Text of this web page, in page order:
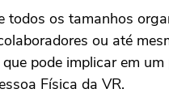
todos os tamanhos
ou até
pode implicar em
Física da VR.